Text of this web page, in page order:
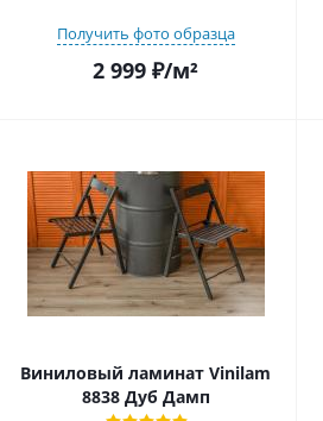
Получить фото образца
2 999 ₽/м²
Виниловый ламинат Vinilam
8838 Дуб Дамп